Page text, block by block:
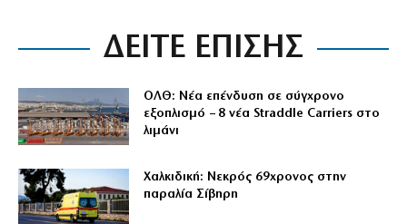
ΔΕΙΤΕ ΕΠΙΣΗΣ
ΟΛΘ: Νέα επένδυση σε σύγχρονο
εξοπλισμό – 8 νέα Straddle Carriers στο
λιμάνι
Χαλκιδική: Νεκρός 69χρονος στην
παραλία Σίβηρη